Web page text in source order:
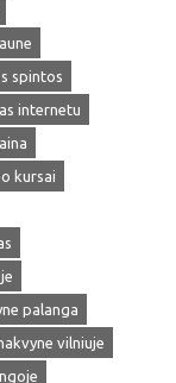
spintos
internetu
kursai
palanga
vilniuje